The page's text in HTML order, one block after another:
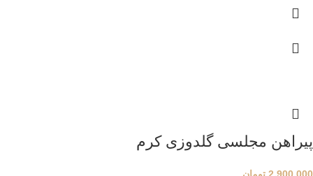
پیراهن مجلسی گلدوزی کرم